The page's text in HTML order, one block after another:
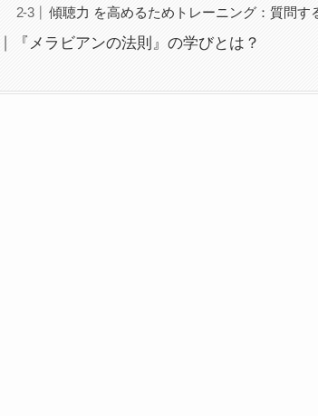
傾聴力 を高めるためトレーニング：質問す
『メラビアンの法則』の学びとは？